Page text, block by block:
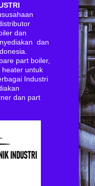
dan
dan
part boiler,
heater untuk
Industri
dan part